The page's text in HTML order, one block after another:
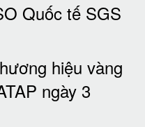
Quốc tế SGS
hiệu vàng
ngày 3